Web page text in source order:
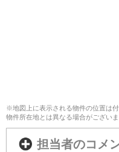
※地図上に表示される物件の位置は
物件所在地とは異なる場合がございま
担当者のコメ